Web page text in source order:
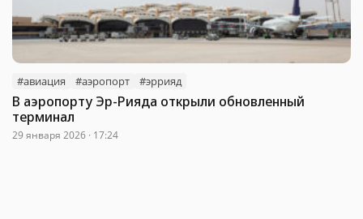
#авиация #аэропорт #эррияд
В аэропорту Эр-Рияда открыли обновленный
терминал
29 января 2026 · 17:24